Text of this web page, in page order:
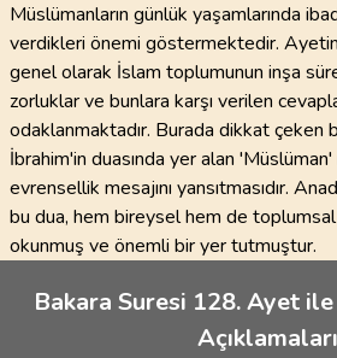
Müslümanların günlük yaşamlarında
verdikleri önemi göstermektedir.
genel olarak İslam toplumunun inşa
zorluklar ve bunlara karşı verilen
odaklanmaktadır. Burada dikkat çeken
İbrahim'in duasında yer alan 'Müslüman'
evrensellik mesajını yansıtmasıdır.
bu dua, hem bireysel hem de toplumsal
okunmuş ve önemli bir yer tutmuştur.
Bakara Suresi 128. Ayet